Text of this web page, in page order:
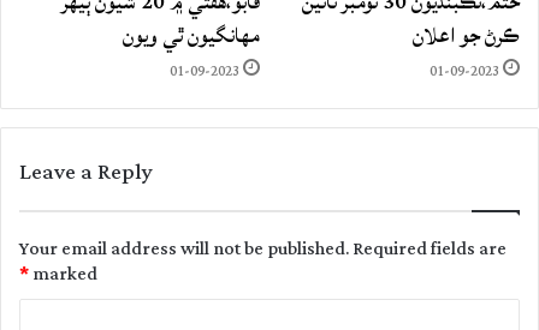
ڪرڻ جو اعلان
01-09-2023
مهانگيون ٿي ويون
01-09-2023
Leave a Reply
Your email address will not be published.Required fields are
marked
*